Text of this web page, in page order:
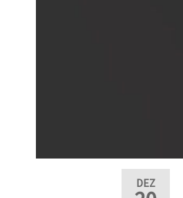
DEZ